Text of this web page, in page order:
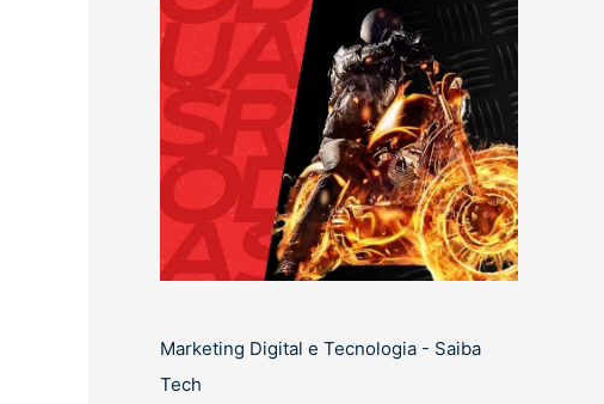
Marketing Digital e Tecnologia - Saiba
Tech